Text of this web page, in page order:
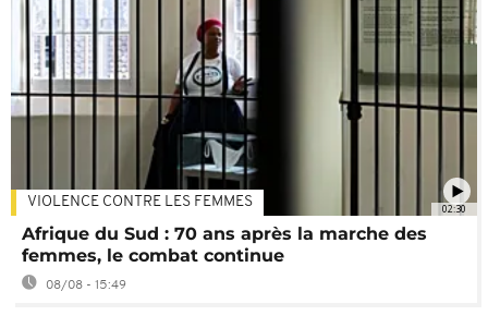
02:30
VIOLENCE CONTRE LES FEMMES
Afrique du Sud : 70 ans après la marche des
femmes, le combat continue
08/08 - 15:49